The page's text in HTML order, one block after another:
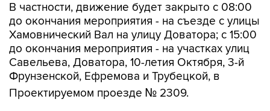
В частности, движение будет закрыто с 08:00
до окончания мероприятия - на съезде с улицы
Хамовнический Вал на улицу Доватора; с 15:00
до окончания мероприятия - на участках улиц
Савельева, Доватора, 10-летия Октября, 3-й
Фрунзенской, Ефремова и Трубецкой, в
Проектируемом проезде № 2309.